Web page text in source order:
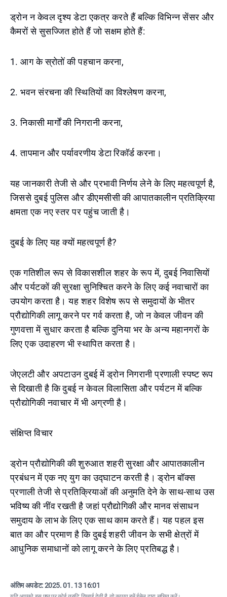
ड्रोन न केवल दृश्य डेटा एकत्र करते हैं बल्कि विभिन्न सेंसर और
कैमरों से सुसज्जित होते हैं जो सक्षम होते हैं:
1. आग के स्रोतों की पहचान करना,
2. भवन संरचना की स्थितियों का विश्लेषण करना,
3. निकासी मार्गों की निगरानी करना,
4. तापमान और पर्यावरणीय डेटा रिकॉर्ड करना।
यह जानकारी तेजी से और प्रभावी निर्णय लेने के लिए महत्वपूर्ण है,
जिससे दुबई पुलिस और डीएमसीसी की आपातकालीन प्रतिक्रिया
क्षमता एक नए स्तर पर पहुंच जाती है।
दुबई के लिए यह क्यों महत्वपूर्ण है?
एक गतिशील रूप से विकासशील शहर के रूप में, दुबई निवासियों
और पर्यटकों की सुरक्षा सुनिश्चित करने के लिए कई नवाचारों का
उपयोग करता है। यह शहर विशेष रूप से समुदायों के भीतर
प्रौद्योगिकी लागू करने पर गर्व करता है, जो न केवल जीवन की
गुणवत्ता में सुधार करता है बल्कि दुनिया भर के अन्य महानगरों के
लिए एक उदाहरण भी स्थापित करता है।
जेएलटी और अपटाउन दुबई में ड्रोन निगरानी प्रणाली स्पष्ट रूप
से दिखाती है कि दुबई न केवल विलासिता और पर्यटन में बल्कि
प्रौद्योगिकी नवाचार में भी अग्रणी है।
संक्षिप्त विचार
ड्रोन प्रौद्योगिकी की शुरुआत शहरी सुरक्षा और आपातकालीन
प्रबंधन में एक नए युग का उद्घाटन करती है। ड्रोन बॉक्स
प्रणाली तेजी से प्रतिक्रियाओं की अनुमति देने के साथ-साथ उस
भविष्य की नींव रखती है जहां प्रौद्योगिकी और मानव संसाधन
समुदाय के लाभ के लिए एक साथ काम करते हैं। यह पहल इस
बात का और प्रमाण है कि दुबई शहरी जीवन के सभी क्षेत्रों में
आधुनिक समाधानों को लागू करने के लिए प्रतिबद्ध है।
अंतिम अपडेट:2025. 01. 13 16:01